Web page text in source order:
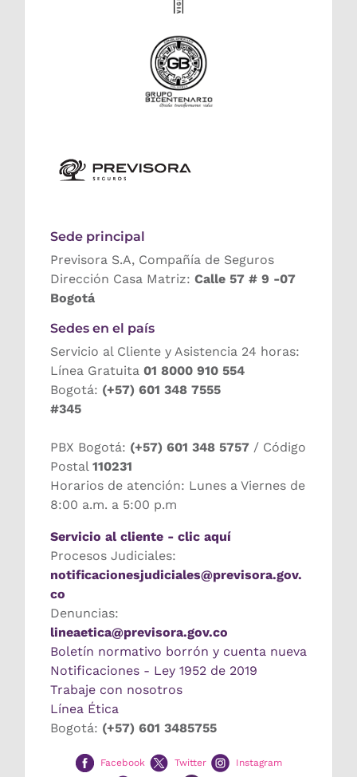
Sede principal
Previsora S.A, Compañía de Seguros
Dirección Casa Matriz: Calle 57 # 9 -07
Bogotá
Sedes en el país
Servicio al Cliente y Asistencia 24 horas:
Línea Gratuita 01 8000 910 554
Bogotá: (+57) 601 348 7555
#345
PBX Bogotá: (+57) 601 348 5757 / Código
Postal 110231
Horarios de atención: Lunes a Viernes de
8:00 a.m. a 5:00 p.m
Servicio al cliente - clic aquí
Procesos Judiciales:
notificacionesjudiciales@previsora.gov.
co
Denuncias:
lineaetica@previsora.gov.co
Boletín normativo borrón y cuenta nueva
Notificaciones - Ley 1952 de 2019
Trabaje con nosotros
Línea Ética
Bogotá: (+57) 601 3485755
Facebook Twitter Instagram